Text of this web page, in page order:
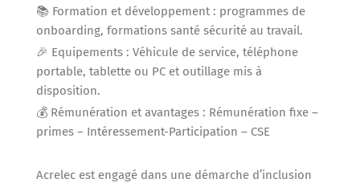
📚 Formation et développement : programmes de
onboarding, formations santé sécurité au travail.
🎉 Equipements : Véhicule de service, téléphone
portable, tablette ou PC et outillage mis à
disposition.
💰 Rémunération et avantages : Rémunération fixe –
primes – Intéressement-Participation – CSE
Acrelec est engagé dans une démarche d’inclusion